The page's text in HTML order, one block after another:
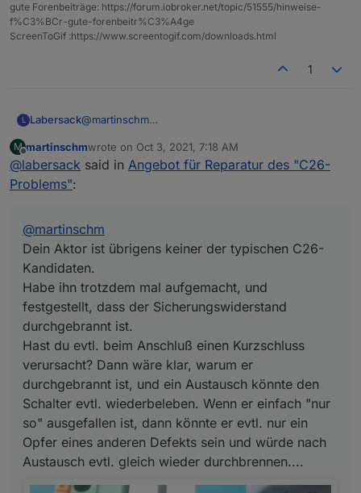
gute Forenbeiträge: https://forum.iobroker.net/topic/51555/hinweise-
f%C3%BCr-gute-forenbeitr%C3%A4ge
ScreenToGif :https://www.screentogif.com/downloads.html
1
L Labersack@martinschm
Kandidaten.
Habe ihn trotzdem mal aufgemacht, und festgestellt,
durchgebrannt ist, und ein Austausch könnte den
Schalter evtl. wiederbeleben. Wenn er einfach "nur
so" ausgefallen ist, dann könnte er evtl. nur ein
Opfer eines anderen Defekts sein und würde nach
Austausch evtl. gleich wieder durchbrennen....
M
Offline
martinschmwrote on Oct 3, 2021, 7:18 AM
last edited by
@labersack said in Angebot für Reparatur des "C26-
Problems":
@martinschm
Dein Aktor ist übrigens keiner der typischen C26-
Kandidaten.
Habe ihn trotzdem mal aufgemacht, und
festgestellt, dass der Sicherungswiderstand
durchgebrannt ist.
Hast du evtl. beim Anschluß einen Kurzschluss
verursacht? Dann wäre klar, warum er
durchgebrannt ist, und ein Austausch könnte den
Schalter evtl. wiederbeleben. Wenn er einfach "nur
so" ausgefallen ist, dann könnte er evtl. nur ein
Opfer eines anderen Defekts sein und würde nach
Austausch evtl. gleich wieder durchbrennen....